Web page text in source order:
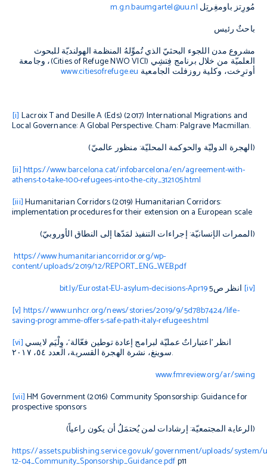
مُورِتز باومغِرتِل m.g.n.baumgartel@uu.nl
باحثٌ رئيس
مشروع مدن اللجوء البحثيّ الذي تُموِّلهُ المنظمة الهولنديّة للبحوث
العلميّة من خلال برنامج فِتشِي (
Cities of Refuge NWO VICI
)، وجامعة
أوترِخت، وكلية روزفلت الجامعية www.citiesofrefuge.eu
[i] Lacroix T and Desille A (Eds) (2017) International Migrations and
Local Governance: A Global Perspective. Cham: Palgrave Macmillan.
(الهجرة الدوليّة والحوكمة المحليّة: منظور عالميّ)
[ii]https://www.barcelona.cat/infobarcelona/en/agreement-with-
athens-to-take-100-refugees-into-the-city_312105.html
[iii]Humanitarian Corridors (2019) Humanitarian Corridors:
implementation procedures for their extension on a European scale
(الممرات الإنسانيّة: إجراءات التنفيذ لمَدّها إلى النطاق الأوروبيّ)
https://www.humanitariancorridor.org/wp-
content/uploads/2019/12/REPORT_ENG_WEB.pdf
[iv] انظر ص5
bit.ly/Eurostat-EU-asylum-decisions-Apr19
[v] https://www.unhcr.org/news/stories/2019/9/5d78b7424/life-
saving-programme-offers-safe-path-italy-refugees.html
[vi] انظر ’اعتباراتٌ عمليّة لبرامج إعادة توطين فعّالة‘، وِلْيَم لايسي
سوينغ، نشرة الهجرة القسرية، العدد ٥٤، ٢٠١٧.
www.fmreview.org/ar/swing
[vii]HM Government (2016) Community Sponsorship: Guidance for
prospective sponsors
(الرعاية المجتمعيّة: إرشادات لمن يُحتمَلُ أن يكون راعياً)
https://assets.publishing.service.gov.uk/government/uploads/
12-04_Community_Sponsorship_Guidance.pdfp11